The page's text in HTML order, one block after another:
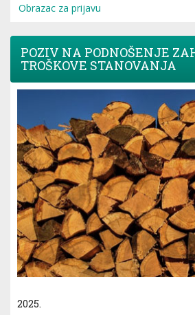
Obrazac za prijavu
POZIV NA PODNOŠENJE
TROŠKOVE STANOVANJA
2025.